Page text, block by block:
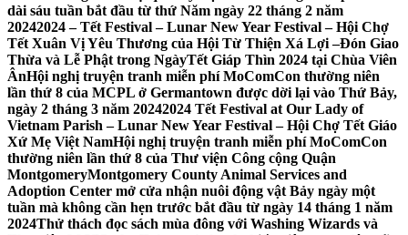
dài sáu tuần bắt đầu từ thứ Năm ngày 22 tháng 2 năm
20242024 – Tết Festival – Lunar New Year Festival – Hội Chợ
Tết Xuân Vị Yêu Thương của Hội Từ Thiện Xá Lợi –Đón Giao
Thừa và Lễ Phật trong NgàyTết Giáp Thìn 2024 tại Chùa Viên
ÂnHội nghị truyện tranh miễn phí MoComCon thường niên
lần thứ 8 của MCPL ở Germantown được dời lại vào Thứ Bảy,
ngày 2 tháng 3 năm 20242024 Tết Festival at Our Lady of
Vietnam Parish – Lunar New Year Festival – Hội Chợ Tết Giáo
Xứ Mẹ Việt NamHội nghị truyện tranh miễn phí MoComCon
thường niên lần thứ 8 của Thư viện Công cộng Quận
MontgomeryMontgomery County Animal Services and
Adoption Center mở cửa nhận nuôi động vật Bảy ngày một
tuần mà không cần hẹn trước bắt đầu từ ngày 14 tháng 1 năm
2024Thử thách đọc sách mùa đông với Washing Wizards và